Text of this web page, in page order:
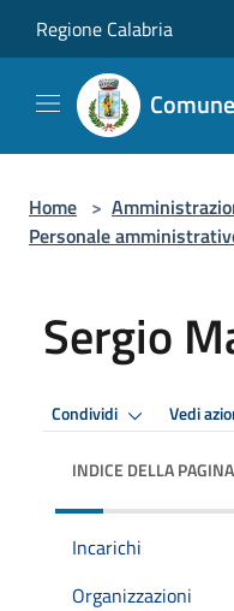
Regione Calabria
Home >
Personale
Sergio
Condividi Vedi
INDICE DELLA PAGINA
Incarichi
Organizzazioni